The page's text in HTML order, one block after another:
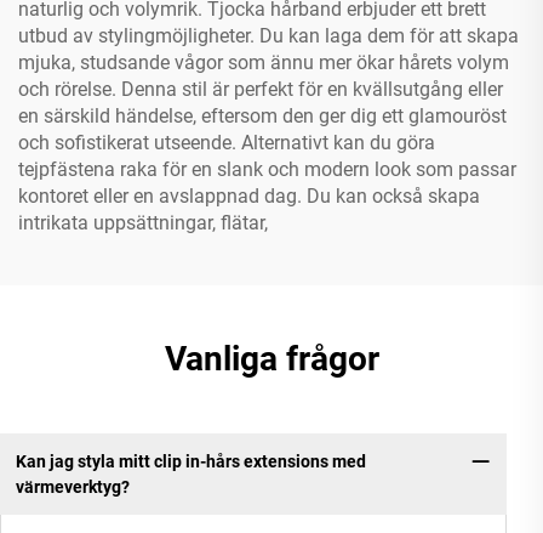
naturlig och volymrik. Tjocka hårband erbjuder ett brett
utbud av stylingmöjligheter. Du kan laga dem för att skapa
mjuka, studsande vågor som ännu mer ökar hårets volym
och rörelse. Denna stil är perfekt för en kvällsutgång eller
en särskild händelse, eftersom den ger dig ett glamouröst
och sofistikerat utseende. Alternativt kan du göra
tejpfästena raka för en slank och modern look som passar
kontoret eller en avslappnad dag. Du kan också skapa
intrikata uppsättningar, flätar,
Vanliga frågor
Kan jag styla mitt clip in-hårs extensions med
värmeverktyg?